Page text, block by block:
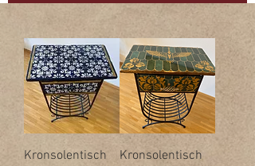
Kronsolentisch
Kronsolentisch